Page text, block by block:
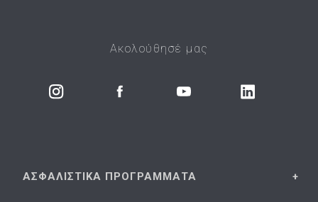
Ακολούθησέ μας
ΑΣΦΑΛΙΣΤΙΚΑ ΠΡΟΓΡΑΜΜΑΤΑ